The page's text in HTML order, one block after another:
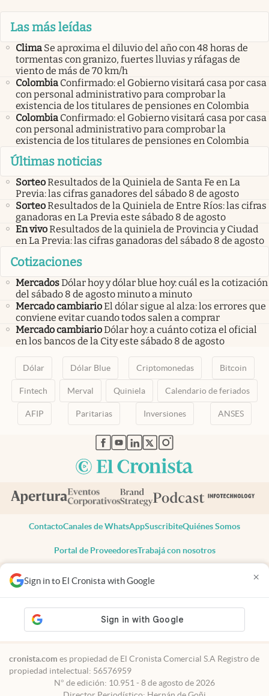
Sign in to El Cronista with Google ×
Las más leídas
Clima Se aproxima el diluvio del año con 48 horas de
tormentas con granizo, fuertes lluvias y ráfagas de
viento de más de 70 km/h
Colombia Confirmado: el Gobierno visitará casa por casa
con personal administrativo para comprobar la
existencia de los titulares de pensiones en Colombia
Colombia Confirmado: el Gobierno visitará casa por casa
con personal administrativo para comprobar la
existencia de los titulares de pensiones en Colombia
Últimas noticias
SorteoResultados de la Quiniela de Santa Fe en La
Previa: las cifras ganadores del sábado 8 de agosto
SorteoResultados de la Quiniela de Entre Ríos: las cifras
ganadoras en La Previa este sábado 8 de agosto
En vivoResultados de la quiniela de Provincia y Ciudad
en La Previa: las cifras ganadoras del sábado 8 de agosto
Cotizaciones
MercadosDólar hoy y dólar blue hoy: cuál es la cotización
del sábado 8 de agosto minuto a minuto
Mercado cambiarioEl dólar sigue al alza: los errores que
conviene evitar cuando todos salen a comprar
Mercado cambiarioDólar hoy: a cuánto cotiza el oficial
en los bancos de la City este sábado 8 de agosto
Dólar Dólar Blue Criptomonedas Bitcoin
Fintech Merval Quiniela Calendario de feriados
AFIP Paritarias Inversiones ANSES
abre en nueva pestaña
abre en nueva pestaña
abre en nueva pestaña
abre en nueva pestaña
abre en nueva pestaña
ContactoCanales de WhatsAppSuscribiteQuiénes Somos
Portal de ProveedoresTrabajá con nosotros
Todos los derechos reservados
Privacidad
Consentimiento
Tel:+54 11 7078-3270
cronista.com es propiedad de El Cronista Comercial S.A Registro de
propiedad intelectual: 56576959
N° de edición: 10.951 - 8 de agosto de 2026